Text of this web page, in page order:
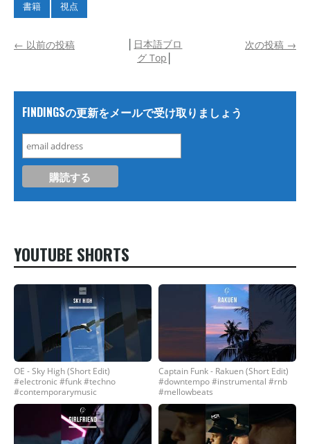
書籍 視点
← 以前の投稿
日本語ブロ
グ Top
次の投稿 →
FINDINGSの更新をメールで受け取りましょう
YOUTUBE SHORTS
OE - Sky High (Short Edit)
#electronic #funk #techno
#contemporarymusic
Captain Funk - Rakuen (Short Edit)
#downtempo #instrumental #rnb
#mellowbeats